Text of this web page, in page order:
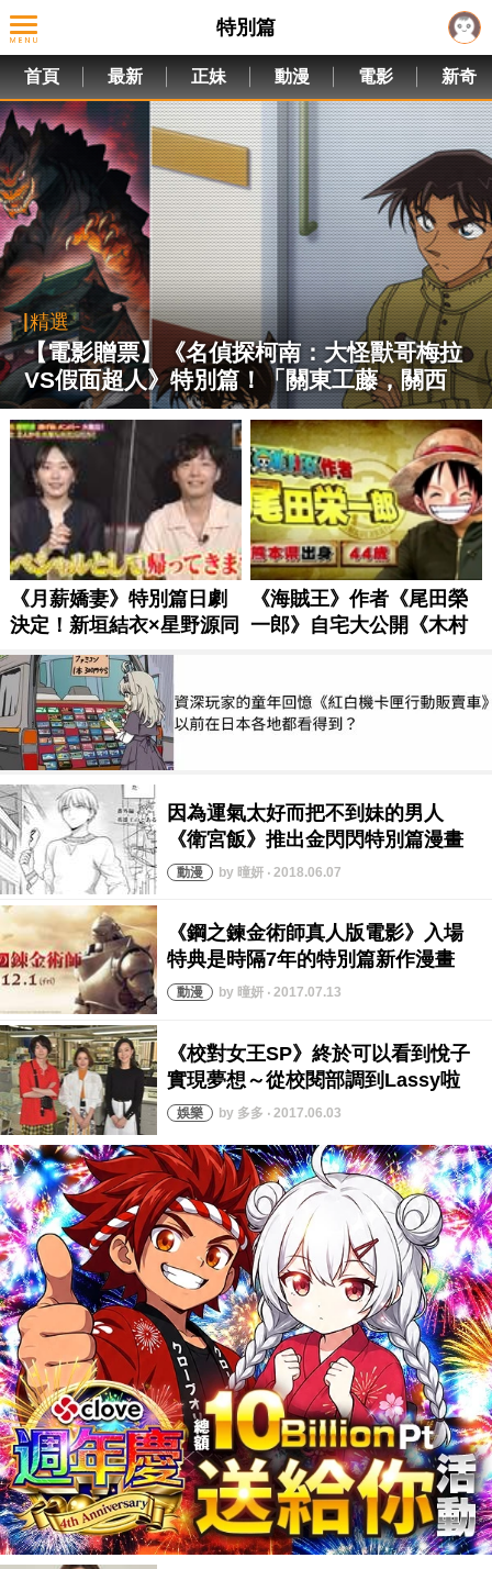
特別篇
首頁 最新 正妹 動漫 電影 新奇
精選
by 曈妍 ‧ 2018.06.07
by 曈妍 ‧ 2017.07.13
by 多多 ‧ 2017.06.03